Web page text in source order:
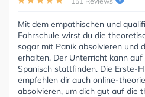
Mit dem empathischen und
Fahrschule wirst du die
sogar mit Panik absolvieren und
erhalten. Der Unterricht kann auf
Spanisch stattfinden. Die Erste-
empfehlen dir auch online-
absolvieren, um dich gut auf die